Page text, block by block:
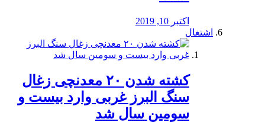
اکتبر 10, 2019
اشتغال
کشته شدن ۲۰ معدنچی زغال
سنگ البرز غربی وارد بیست و
سومین سال شد